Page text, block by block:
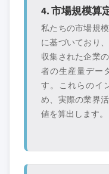
4. 市場規模算
私たちの市場規
に基づいており
収集された企業
者の生産量デー
す。これらのイ
め、実際の業界
値を算出します。